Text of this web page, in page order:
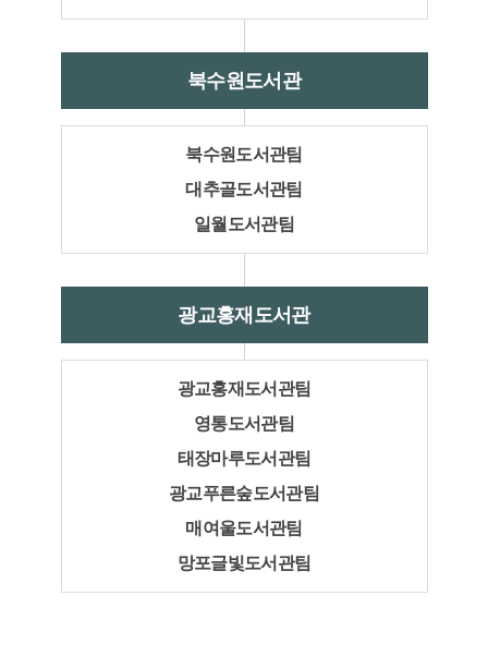
북수원도서관
북수원도서관팀
대추골도서관팀
일월도서관팀
광교홍재도서관
광교홍재도서관팀
영통도서관팀
태장마루도서관팀
광교푸른숲도서관팀
매여울도서관팀
망포글빛도서관팀